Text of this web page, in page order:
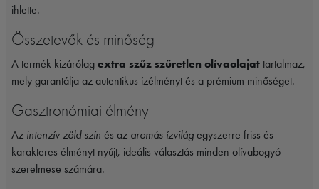
ihlette.
Összetevők és minőség
A termék kizárólag extra szűz szűretlen olívaolajat tartalmaz,
mely garantálja az autentikus ízélményt és a prémium minőséget.
Gasztronómiai élmény
Az intenzív zöld szín és az aromás ízvilág egyszerre friss és
karakteres élményt nyújt, ideális választás minden olívabogyó
szerelmese számára.